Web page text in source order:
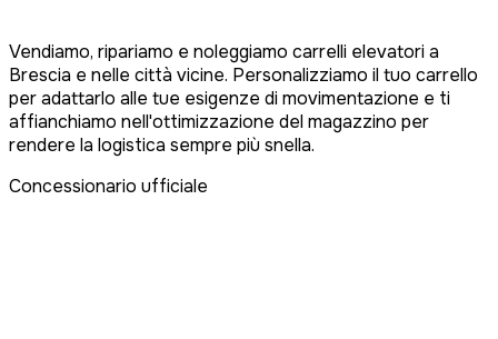
Vendiamo, ripariamo e noleggiamo carrelli elevatori a
Brescia e nelle città vicine. Personalizziamo il tuo carrello
per adattarlo alle tue esigenze di movimentazione e ti
affianchiamo nell'ottimizzazione del magazzino per
rendere la logistica sempre più snella.
Concessionario ufficiale